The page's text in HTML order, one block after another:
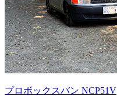
プロボックスバン NCP51V